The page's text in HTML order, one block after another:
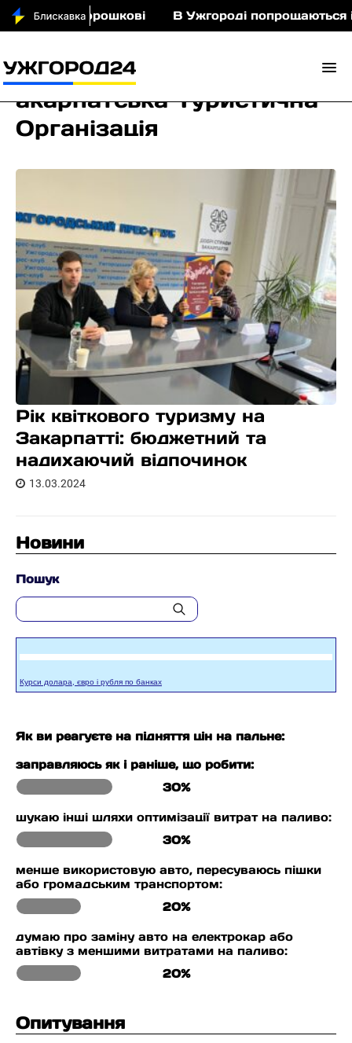
у Порошкові В Ужгороді попрощаються
акарпатська Туристична
Організація
Рік квіткового туризму на
Закарпатті: бюджетний та
надихаючий відпочинок
13.03.2024
Новини
Пошук
Курси долара, євро і рубля по банках
Як ви реагуєте на підняття цін на пальне:
заправляюсь як і раніше, що робити:
30%
шукаю інші шляхи оптимізації витрат на паливо:
30%
менше використовую авто, пересуваюсь пішки
або громадським транспортом:
20%
думаю про заміну авто на електрокар або
автівку з меншими витратами на паливо:
20%
Опитування